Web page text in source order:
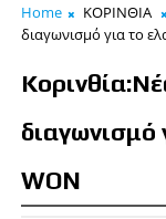
Home ΚΟΡΙΝΘΙΑ
διαγωνισμό για το
διαγωνισμό
WON